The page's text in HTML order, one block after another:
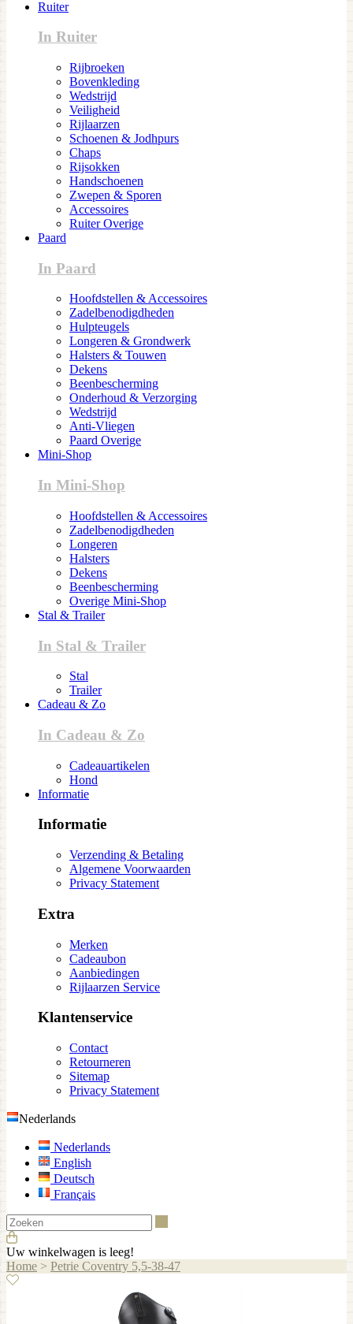
Ruiter
In Ruiter
Rijbroeken
Bovenkleding
Wedstrijd
Veiligheid
Rijlaarzen
Schoenen & Jodhpurs
Chaps
Rijsokken
Handschoenen
Zwepen & Sporen
Accessoires
Ruiter Overige
Paard
In Paard
Hoofdstellen & Accessoires
Zadelbenodigdheden
Hulpteugels
Longeren & Grondwerk
Halsters & Touwen
Dekens
Beenbescherming
Onderhoud & Verzorging
Wedstrijd
Anti-Vliegen
Paard Overige
Mini-Shop
In Mini-Shop
Hoofdstellen & Accessoires
Zadelbenodigdheden
Longeren
Halsters
Dekens
Beenbescherming
Overige Mini-Shop
Stal & Trailer
In Stal & Trailer
Stal
Trailer
Cadeau & Zo
In Cadeau & Zo
Cadeauartikelen
Hond
Informatie
Informatie
Verzending & Betaling
Algemene Voorwaarden
Privacy Statement
Extra
Merken
Cadeaubon
Aanbiedingen
Rijlaarzen Service
Klantenservice
Contact
Retourneren
Sitemap
Privacy Statement
Nederlands
Nederlands
English
Deutsch
Français
Uw winkelwagen is leeg!
Home > Petrie Coventry 5,5-38-47